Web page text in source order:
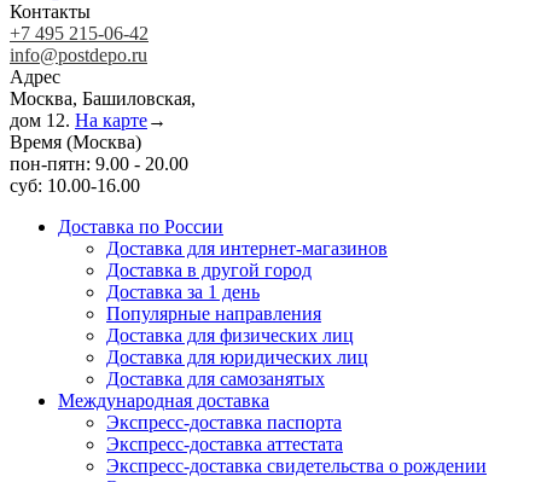
Контакты
+7 495 215-06-42
info@postdepo.ru
Адрес
Москва, Башиловская,
дом 12. На карте→
Время (Москва)
пон-пятн: 9.00 - 20.00
суб: 10.00-16.00
Доставка по России
Доставка для интернет-магазинов
Доставка в другой город
Доставка за 1 день
Популярные направления
Доставка для физических лиц
Доставка для юридических лиц
Доставка для самозанятых
Международная доставка
Экспресс-доставка паспорта
Экспресс-доставка аттестата
Экспресс-доставка свидетельства о рождении